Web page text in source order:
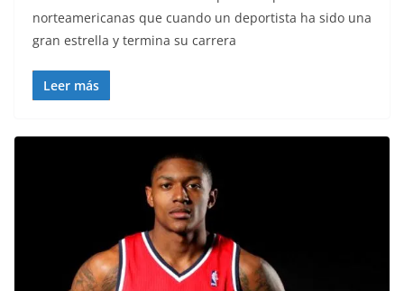
norteamericanas que cuando un deportista ha sido una
gran estrella y termina su carrera
Leer más